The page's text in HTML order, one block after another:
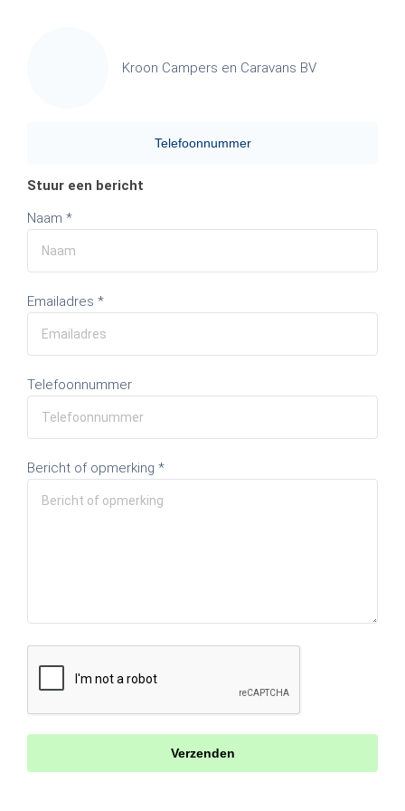
Kroon Campers en Caravans BV
Telefoonnummer
Stuur een bericht
Naam *
Emailadres *
Telefoonnummer
Bericht of opmerking *